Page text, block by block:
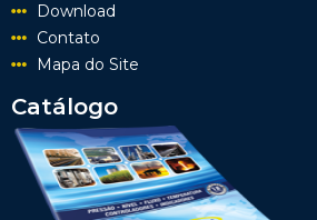
Download
Contato
Mapa do Site
Catálogo